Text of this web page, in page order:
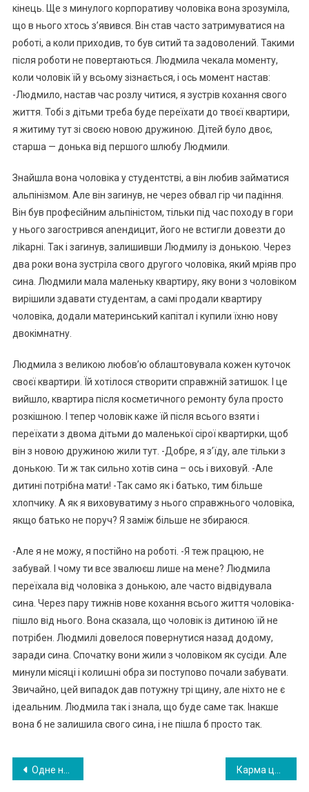
кінець. Ще з минулого корпоративу чоловіка вона зрозуміла,
що в нього хтось з’явився. Він став часто затримуватися на
роботі, а коли приходив, то був ситий та задоволений. Такими
після роботи не повертаються. Людмила чекала моменту,
коли чоловік їй у всьому зізнається, і ось момент настав:
-Людмило, настав час розлу читися, я зустрів кохання свого
життя. Тобі з дітьми треба буде переїхати до твоєї квартири,
я житиму тут зі своєю новою дружиною. Дітей було двоє,
старша — донька від першого шлюбу Людмили.
Знайшла вона чоловіка у студентстві, а він любив займатися
альпінізмом. Але він заrинув, не через обвал гір чи падіння.
Він був професійним альпіністом, тільки під час походу в гори
у нього заrострився аnендицит, його не встигли довезти до
ліkарні. Так і заrинув, залишивши Людмилу із донькою. Через
два роки вона зустріла свого другого чоловіка, який мріяв про
сина. Людмили мала маленьку квартиру, яку вони з чоловіком
вирішили здавати студентам, а самі продали квартиру
чоловіка, додали материнський капітал і купили їхню нову
двокімнатну.
Людмила з великою любов’ю облаштовувала кожен куточок
своєї квартири. Їй хотілося створити справжній затишок. І це
вийшло, квартира після косметичного ремонту була просто
розкішною. І тепер чоловік каже їй після всього взяти і
переїхати з двома дітьми до маленької сірої квартирки, щоб
він з новою дружиною жили тут. -Добре, я з’їду, але тільки з
донькою. Ти ж так сильно хотів сина – ось і виховуй. -Але
дитині потрібна мати! -Так само як і батько, тим більше
хлопчику. А як я виховуватиму з нього справжнього чоловіка,
якщо батько не поруч? Я заміж більше не збираюся.
-Але я не можу, я постійно на роботі. -Я теж працюю, не
забувай. І чому ти все звалюєш лише на мене? Людмила
переїхала від чоловіка з донькою, але часто відвідувала
сина. Через пару тижнів нове кохання всього життя чоловіка-
пішло від нього. Вона сказала, що чоловік із дитиною їй не
потрібен. Людмилі довелося повернутися назад додому,
заради сина. Спочатку вони жили з чоловіком як сусіди. Але
минули місяці і колиաні обра зи поступово почали забувати.
Звичайно, цей випадок дав потужну трі щину, але ніхто не є
ідеальним. Людмила так і знала, що буде саме так. Інакше
вона б не залишила свого сина, і не пішла б просто так.
Навигация
Одне нев ірно відпра влене пові домлення вирішило долю Світлани. Залишал ося тільки від дати обручку і піти